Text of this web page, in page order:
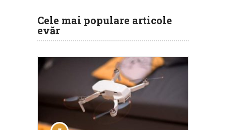
Cele mai populare articole
evăr